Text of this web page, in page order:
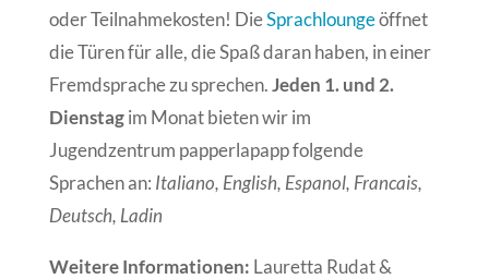
oder Teilnahmekosten! DieSprachloungeöffnet
die Türen für alle, die Spaß daran haben, in einer
Fremdsprache zu sprechen.Jeden 1. und 2.
Dienstagim Monat bieten wir im
Jugendzentrum papperlapapp folgende
Sprachen an: Italiano, English, Espanol, Francais,
Deutsch, Ladin
Weitere Informationen: Lauretta Rudat &